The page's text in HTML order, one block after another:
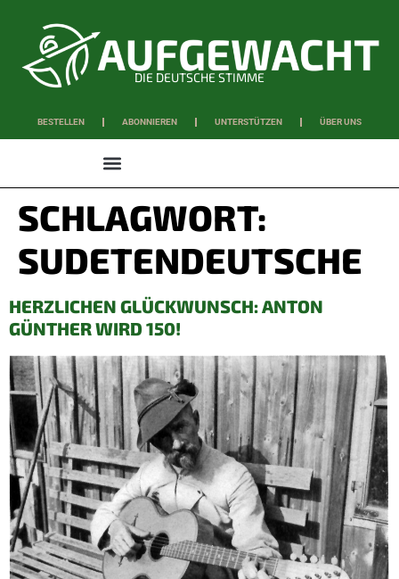
DIE DEUTSCHE STIMME
BESTELLEN ABONNIEREN UNTERSTÜTZEN ÜBER UNS
SCHLAGWORT:
SUDETENDEUTSCHE
HERZLICHEN GLÜCKWUNSCH: ANTON
GÜNTHER WIRD 150!